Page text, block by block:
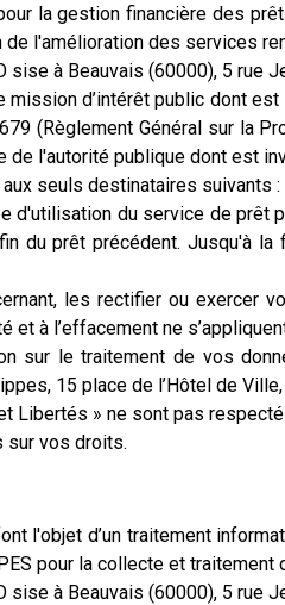
la gestion financière des
l'amélioration des services
sise à Beauvais (60000), 5 rue
mission d’intérêt public dont
(Règlement Général sur la
l'autorité publique dont est
seuls destinataires suivants
du service de prêt
du prêt précédent. Jusqu'à
les rectifier ou exercer
à l’effacement ne
sur le traitement de vos
15 place de l’Hôtel de
» ne sont pas
sur vos droits.
l'objet d’un traitement
pour la collecte et traitement
sise à Beauvais (60000), 5 rue